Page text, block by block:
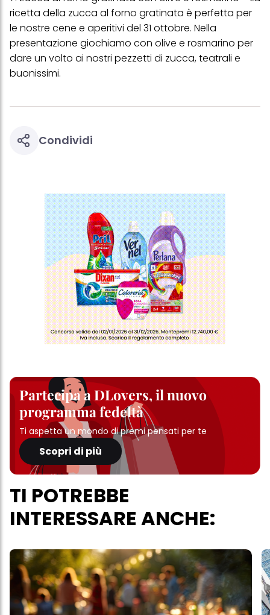
ricetta della zucca al forno gratinata è perfetta per
le nostre cene e aperitivi del 31 ottobre. Nella
presentazione giochiamo con olive e rosmarino per
dare un volto ai nostri pezzetti di zucca, teatrali e
buonissimi.
Condividi
Partecipa a DLovers, il nuovo
programma fedeltà
Ti aspetta un mondo di premi pensati per te
Scopri di più
TI POTREBBE
INTERESSARE ANCHE:
personali per tutte le finalità sopra indicate. Se fai clic su "Rifiuta",
verranno utilizzati solo i cookie tecnicamente necessari per fornirti
questo sito web.